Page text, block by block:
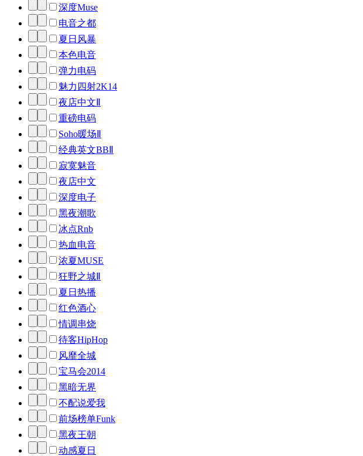
深度Muse
电音之都
夏日风暴
本色电音
弹力电码
魅力四射2K14
夜店中文Ⅱ
重磅电码
Soho暖场Ⅱ
经典英文BBⅡ
寂寞魅音
夜店中文
深度电子
黑夜潮歌
冰点Rnb
热血电音
浓夏MUSE
狂野之城Ⅱ
夏日热播
红色酒心
情调串烧
待客HipHop
风靡全城
宝马会2014
黑暗无界
不配说爱我
前场榜单Funk
黑夜王朝
动感夏日